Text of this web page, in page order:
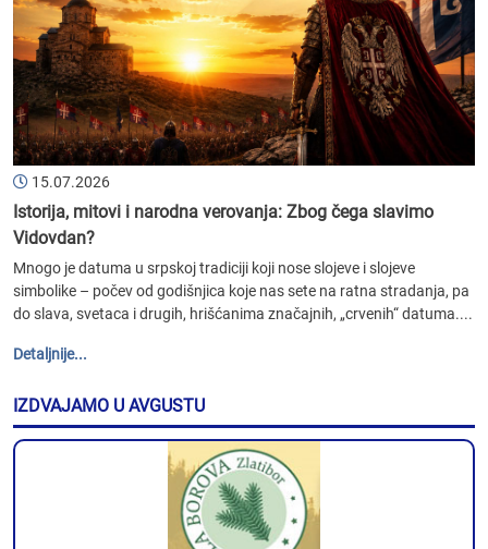
15.07.2026
Istorija, mitovi i narodna verovanja: Zbog čega slavimo
Vidovdan?
Mnogo je datuma u srpskoj tradiciji koji nose slojeve i slojeve
simbolike – počev od godišnjica koje nas sete na ratna stradanja, pa
do slava, svetaca i drugih, hrišćanima značajnih, „crvenih“ datuma....
Detaljnije...
IZDVAJAMO U AVGUSTU